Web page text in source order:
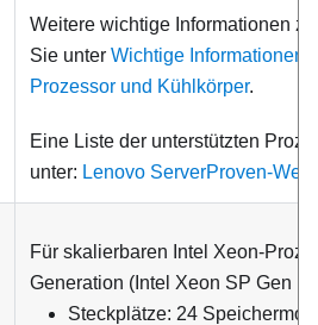
Weitere wichtige Informationen
Sie unter Wichtige Informationen
Prozessor und Kühlkörper.
Eine Liste der unterstützten
unter: Lenovo ServerProven-
Für skalierbaren Intel Xeon-
Generation (Intel Xeon SP Gen 1)
Steckplätze: 24